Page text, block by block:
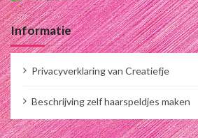
Informatie
Privacyverklaring van Creatiefje
Beschrijving zelf haarspeldjes maken